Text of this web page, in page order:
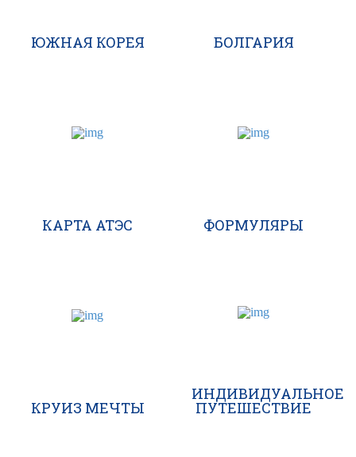
ЮЖНАЯ КОРЕЯ БОЛГАРИЯ
КАРТА АТЭС ФОРМУЛЯРЫ
КРУИЗ МЕЧТЫ
ИНДИВИДУАЛЬНОЕ
ПУТЕШЕСТВИЕ